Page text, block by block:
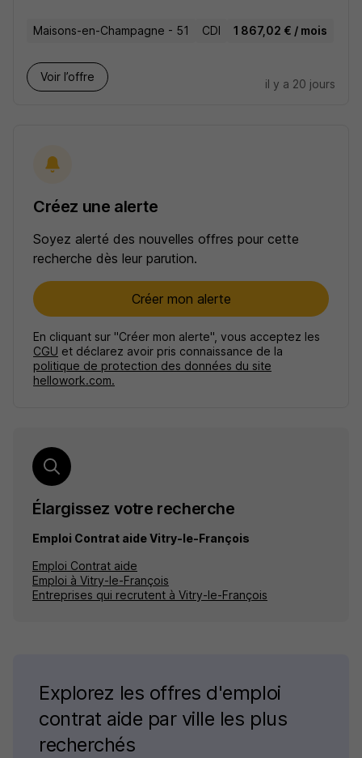
Maisons-en-Champagne - 51 CDI 1 867,02 € / mois
Voir l’offre
il y a 20 jours
Créez une alerte
Soyez alerté des nouvelles offres pour cette
recherche dès leur parution.
Créer mon alerte
En cliquant sur "Créer mon alerte", vous acceptez les
CGU et déclarez avoir pris connaissance de la
politique de protection des données du site
hellowork.com.
Élargissez votre recherche
Emploi Contrat aide Vitry-le-François
Emploi Contrat aide
Emploi à Vitry-le-François
Entreprises qui recrutent à Vitry-le-François
Explorez les offres d'emploi
contrat aide par ville les plus
recherchés